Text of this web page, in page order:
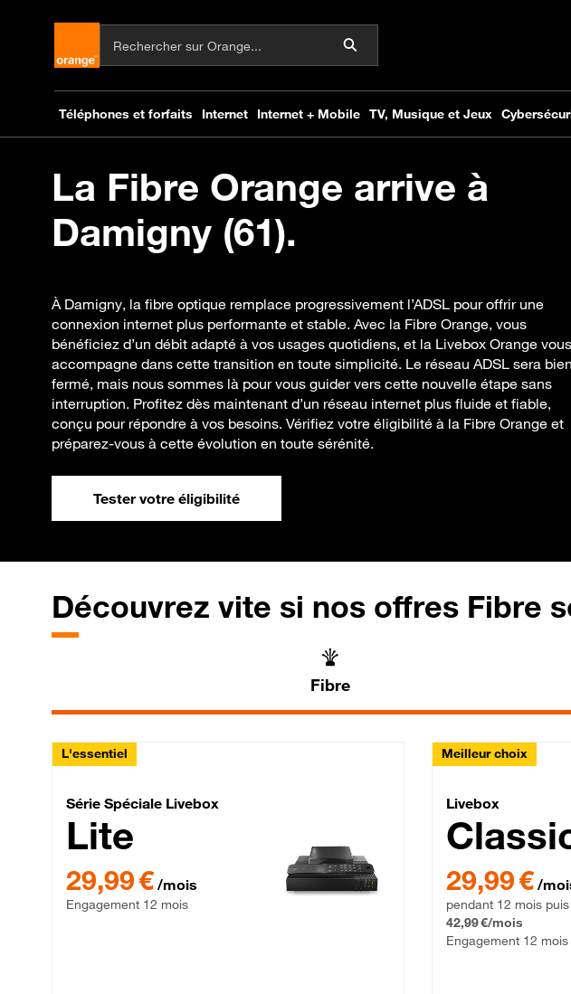
La Fibre Orange arrive à
Damigny (61).
À Damigny, la fibre optique remplace progressivement l’ADSL pour offrir une
connexion internet plus performante et stable. Avec la Fibre Orange, vous
bénéficiez d’un débit adapté à vos usages quotidiens, et la Livebox Orange vous
accompagne dans cette transition en toute simplicité. Le réseau ADSL sera
fermé, mais nous sommes là pour vous guider vers cette nouvelle étape sans
interruption. Profitez dès maintenant d’un réseau internet plus fluide et fiable,
conçu pour répondre à vos besoins. Vérifiez votre éligibilité à la Fibre Orange et
préparez-vous à cette évolution en toute sérénité.
Tester votre éligibilité
Découvrez vite si nos offres Fibre
Fibre
L'essentiel
Série Spéciale Livebox Lite Fibre
Série Spéciale Livebox
Lite
29,99 € par mois , Engagement 12 mois
29,99 € /mois
Engagement 12 mois
Meilleur choix
Livebox
Livebox
29,99 € par mois
29,99 € /
pendant 12 mois puis
42,99 €/mois
Engagement 12 mois